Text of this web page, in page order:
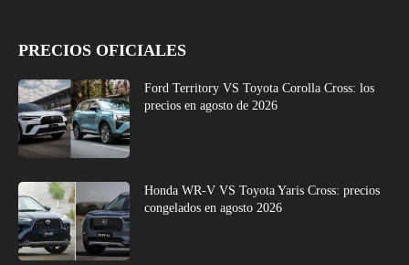
PRECIOS OFICIALES
Ford Territory VS Toyota Corolla Cross: los
precios en agosto de 2026
Honda WR-V VS Toyota Yaris Cross: precios
congelados en agosto 2026